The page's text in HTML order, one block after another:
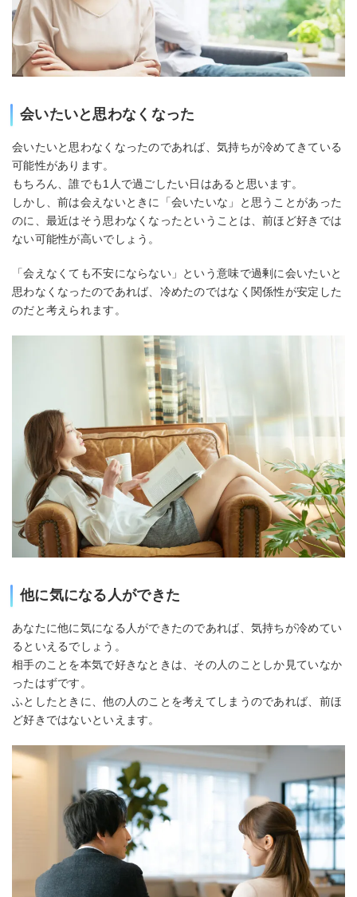
会いたいと思わなくなった
会いたいと思わなくなったのであれば、気持ちが冷めてきている
可能性があります。
もちろん、誰でも1人で過ごしたい日はあると思います。
しかし、前は会えないときに「会いたいな」と思うことがあった
のに、最近はそう思わなくなったということは、前ほど好きでは
ない可能性が高いでしょう。
「会えなくても不安にならない」という意味で過剰に会いたいと
思わなくなったのであれば、冷めたのではなく関係性が安定した
のだと考えられます。
他に気になる人ができた
あなたに他に気になる人ができたのであれば、気持ちが冷めてい
るといえるでしょう。
相手のことを本気で好きなときは、その人のことしか見ていなか
ったはずです。
ふとしたときに、他の人のことを考えてしまうのであれば、前ほ
ど好きではないといえます。